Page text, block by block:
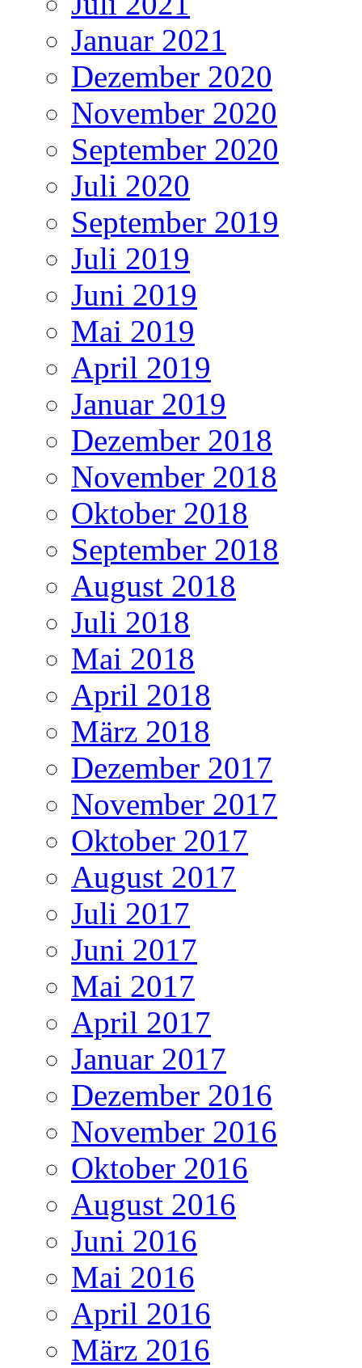
Januar 2021
Dezember 2020
November 2020
September 2020
Juli 2020
September 2019
Juli 2019
Juni 2019
Mai 2019
April 2019
Januar 2019
Dezember 2018
November 2018
Oktober 2018
September 2018
August 2018
Juli 2018
Mai 2018
April 2018
März 2018
Dezember 2017
November 2017
Oktober 2017
August 2017
Juli 2017
Juni 2017
Mai 2017
April 2017
Januar 2017
Dezember 2016
November 2016
Oktober 2016
August 2016
Juni 2016
Mai 2016
April 2016
März 2016